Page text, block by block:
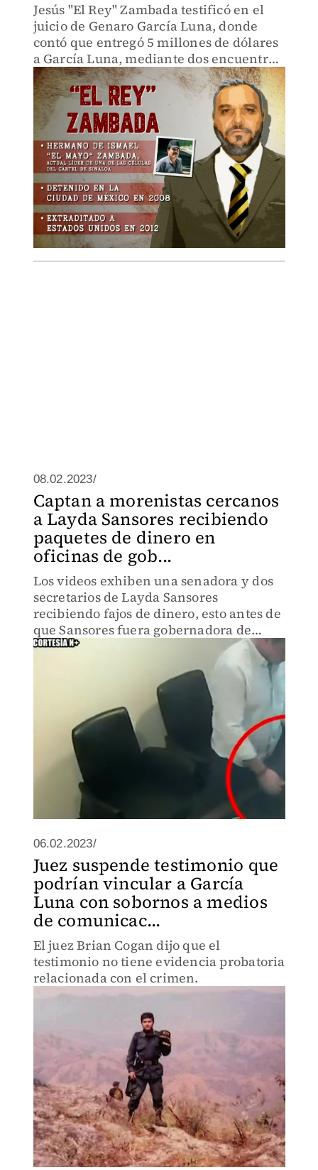
Jesús "El Rey" Zambada testificó en el
juicio de Genaro García Luna, donde
contó que entregó 5 millones de dólares
a García Luna, mediante dos encuentros.
El exsecretario de seguridad, se negó
firmemente a testificar. Aquí la crónica
08.02.2023/
Captan a morenistas cercanos
a Layda Sansores recibiendo
paquetes de dinero en
oficinas de gob...
Los videos exhiben una senadora y dos
secretarios de Layda Sansores
recibiendo fajos de dinero, esto antes de
que Sansores fuera gobernadora de
Campeche.
06.02.2023/
Juez suspende testimonio que
podrían vincular a García
Luna con sobornos a medios
de comunicac...
El juez Brian Cogan dijo que el
testimonio no tiene evidencia probatoria
relacionada con el crimen.